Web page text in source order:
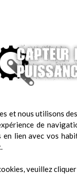
et nous utilisons
de
lien avec vos
veuillez cliquer
: